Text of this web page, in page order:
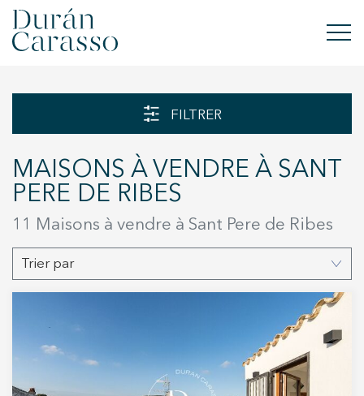
VENDRE
NOUVELLE CONSTRUCTION
INVESTISSEMENTS
CONTACT
FILTRER
MAISONS À VENDRE À SANT
PERE DE RIBES
11 Maisons à vendre à Sant Pere de Ribes
Trier par